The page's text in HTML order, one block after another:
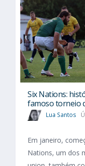
Six Nations​:
famoso torneio
Lua Santos
Em janeiro,
Nations, um dos